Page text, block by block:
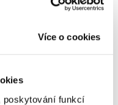
Více o cookies
poskytování funkcí
NÁLEPKY HONDA 2